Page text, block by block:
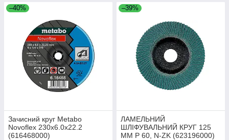
–40%
Зачисний круг Metabo
Novoflex 230x6.0x22.2
(616468000)
–39%
ЛАМЕЛЬНИЙ
ШЛІФУВАЛЬНИЙ КРУГ 125
ММ P 60, N-ZK (623196000)